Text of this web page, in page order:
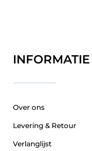
INFORMATIE
Over ons
Levering & Retour
Verlanglijst